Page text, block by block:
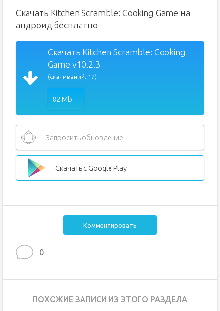
Скачать Kitchen Scramble: Cooking Game на
андроид бесплатно
Скачать Kitchen Scramble: Cooking
Game v10.2.3
(скачиваний: 17)
82 Mb
Запросить обновление
Скачать с Google Play
Комментировать
0
ПОХОЖИЕ ЗАПИСИ ИЗ ЭТОГО РАЗДЕЛА